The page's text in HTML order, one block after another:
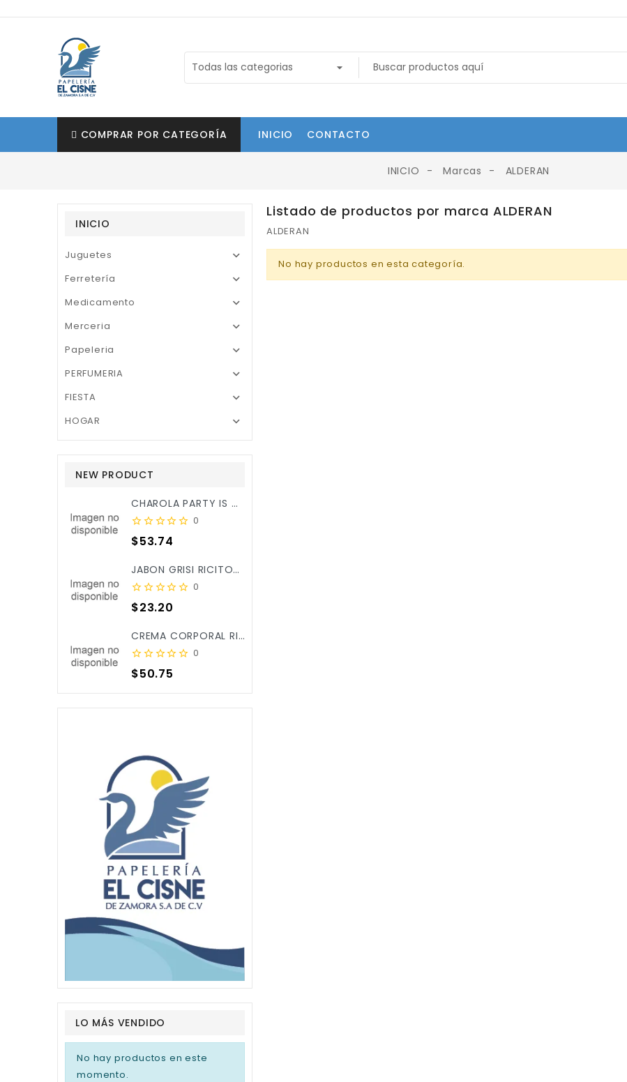
COMPRAR POR CATEGORÍA INICIO CONTACTO
INICIO Marcas ALDERAN
INICIO
Juguetes 
Ferretería 
Medicamento 
Merceria 
Papeleria 
PERFUMERIA 
FIESTA 
HOGAR 
NEW PRODUCT
CHAROLA PARTY IS ON REDONDA ROSA BEBE C/3PZ X/6
0
Precio
$53.74
JABON GRISI RICITOS DE ORO ALOE&CALENDULA 90GR X/25
0
Precio
$23.20
CREMA CORPORAL RICITOS DE ORO ALOE&CALENDULA 250ML X/12
0
Precio
$50.75
LO MÁS VENDIDO
No hay productos en este
momento.
Listado de productos por marca ALDERAN
ALDERAN
No hay productos en esta categoría.